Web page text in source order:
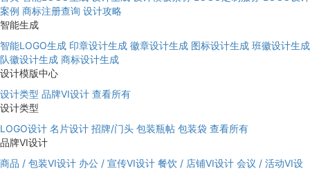
案例 商标注册查询 设计攻略
智能生成
智能LOGO生成 印章设计生成 徽章设计生成 图标设计生成 班徽设计生成
队徽设计生成 商标设计生成
设计模版中心
设计类型 品牌VI设计 查看所有
设计类型
LOGO设计 名片设计 招牌/门头 包装瓶帖 包装袋 查看所有
品牌VI设计
商品 / 包装VI设计 办公 / 宣传VI设计 餐饮 / 店铺VI设计 会议 / 活动VI设